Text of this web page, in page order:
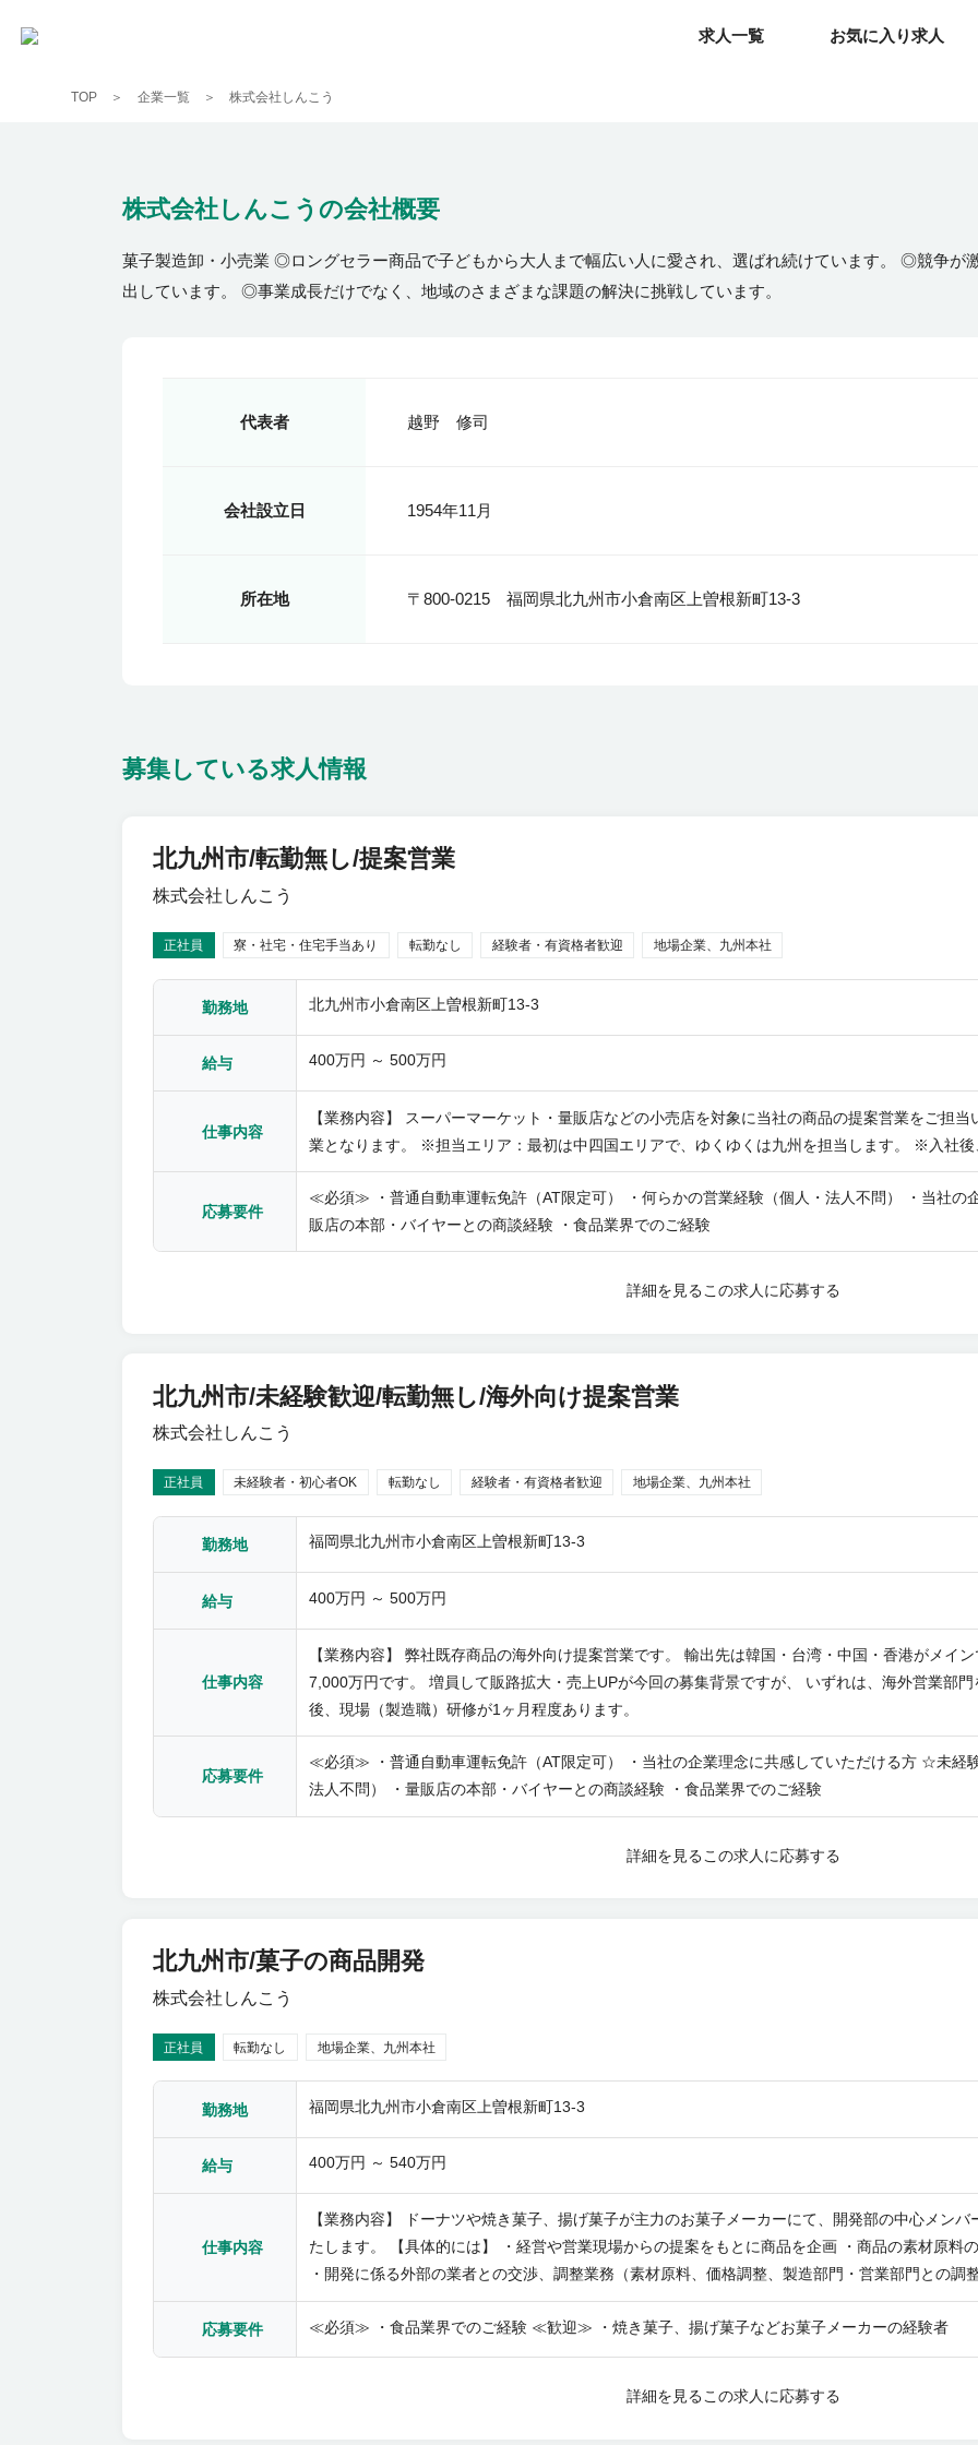
求人一覧 お気に入り求人
求人一覧 お気に入り求人
TOP 企業一覧 株式会社しんこう
株式会社しんこう の会社概要
菓子製造卸・小売業 ◎ロングセラー商品で子どもから大人まで幅広い人に愛され、選ばれ続けています。 ◎競争が
出しています。 ◎事業成長だけでなく、地域のさまざまな課題の解決に挑戦しています。
代表者 越野 修司
会社設立日 1954年11月
所在地 〒800-0215 福岡県北九州市小倉南区上曽根新町13-3
募集している求人情報
株式会社しんこう
北九州市/転勤無し/提案営業
正社員 寮・社宅・住宅手当あり 転勤なし 経験者・有資格者歓迎 地場企業、九州本社
勤務地 北九州市小倉南区上曽根新町13-3
給与 400万円 ～ 500万円
仕事内容
【業務内容】 スーパーマーケット・量販店などの小売店を対象に当社の商品の提案営業をご担
業となります。 ※担当エリア：最初は中四国エリアで、ゆくゆくは九州を担当します。 ※入社後
応募要件
≪必須≫ ・普通自動車運転免許（AT限定可） ・何らかの営業経験（個人・法人不問） ・当社
販店の本部・バイヤーとの商談経験 ・食品業界でのご経験
詳細を見る この求人に応募する
株式会社しんこう
北九州市/未経験歓迎/転勤無し/海外向け提案営業
正社員 未経験者・初心者OK 転勤なし 経験者・有資格者歓迎 地場企業、九州本社
勤務地 福岡県北九州市小倉南区上曽根新町13-3
給与 400万円 ～ 500万円
仕事内容
【業務内容】 弊社既存商品の海外向け提案営業です。 輸出先は韓国・台湾・中国・香港がメイ
7,000万円です。 増員して販路拡大・売上UPが今回の募集背景ですが、 いずれは、海外営業部門を
後、現場（製造職）研修が1ヶ月程度あります。
応募要件
≪必須≫ ・普通自動車運転免許（AT限定可） ・当社の企業理念に共感していただける方 ☆未経験歓迎☆ ≪歓迎≫ ・何らかの営業経験（個人・
法人不問） ・量販店の本部・バイヤーとの商談経験 ・食品業界でのご経験
詳細を見る この求人に応募する
株式会社しんこう
北九州市/菓子の商品開発
正社員 転勤なし 地場企業、九州本社
勤務地 福岡県北九州市小倉南区上曽根新町13-3
給与 400万円 ～ 540万円
仕事内容
【業務内容】 ドーナツや焼き菓子、揚げ菓子が主力のお菓子メーカーにて、開発部の中心メン
たします。 【具体的には】 ・経営や営業現場からの提案をもとに商品を企画 ・商品の素材原料の選別、味の決定ののち、試作を繰り返して完成
・開発に係る外部の業者との交渉、調整業務（素材原料、価格調整、製造部門・営業部門との調整
応募要件 ≪必須≫ ・食品業界でのご経験 ≪歓迎≫ ・焼き菓子、揚げ菓子などお菓子メーカーの経験者
詳細を見る この求人に応募する